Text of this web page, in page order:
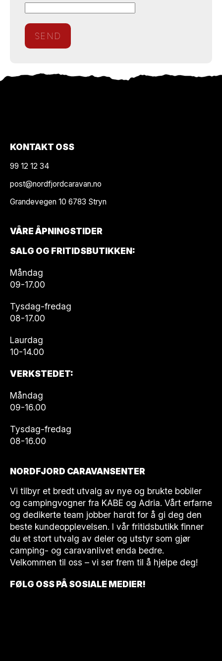
KONTAKT OSS
99 12 12 34
post@nordfjordcaravan.no
Grandevegen 10 6783 Stryn
VÅRE ÅPNINGSTIDER
SALG OG FRITIDSBUTIKKEN:
Måndag
09-17.00
Tysdag-fredag
08-17.00
Laurdag
10-14.00
VERKSTEDET:
Måndag
09-16.00
Tysdag-fredag
08-16.00
NORDFJORD CARAVANSENTER
Vi tilbyr et bredt utvalg av nye og brukte bobiler
og campingvogner fra KABE og Adria. Vårt erfarne
og dedikerte team jobber hardt for å gi deg den
beste kundeopplevelsen. I vår fritidsbutikk finner
du et stort utvalg av deler og utstyr som gjør
camping- og caravanlivet enda bedre.
Velkommen til oss – vi ser frem til å hjelpe deg!
FØLG OSS PÅ SOSIALE MEDIER!